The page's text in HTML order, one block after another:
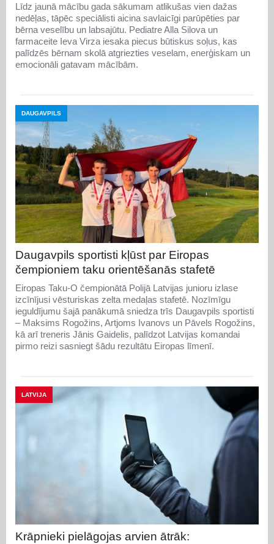
Līdz jaunā mācību gada sākumam atlikušas vien dažas
nedēļas, tāpēc speciālisti aicina savlaicīgi parūpēties par
bērna veselību un labsajūtu. Pediatre Alla Silova un
farmaceite Ieva Virza iesaka piecus būtiskus soļus, kas
palīdzēs bērnam skolā atgriezties veselam, enerģiskam un
emocionāli gatavam mācībām.
DAUGAVPILS
Daugavpils sportisti kļūst par Eiropas
čempioniem taku orientēšanās stafetē
Eiropas Taku-O čempionātā Polijā Latvijas junioru izlase
izcīnījusi vēsturiskas zelta medaļas stafetē. Nozīmīgu
ieguldījumu šajā panākumā sniedza trīs Daugavpils sportisti
– Maksims Rogožins, Artjoms Ivanovs un Pāvels Rogožins,
kā arī treneris Jānis Gaidelis, palīdzot Latvijas komandai
pirmo reizi sasniegt šādu rezultātu Eiropas līmenī.
LATVIJA
Krāpnieki pielāgojas arvien ātrāk: